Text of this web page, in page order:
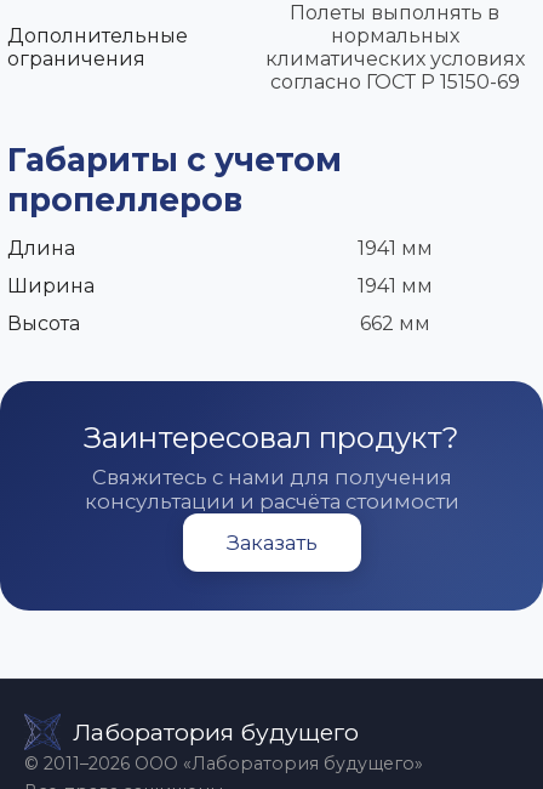
Дополнительные
ограничения
Полеты выполнять в
нормальных
климатических условиях
согласно ГОСТ Р 15150-69
Габариты с учетом
пропеллеров
Длина
1941 мм
Ширина
1941 мм
Высота
662 мм
Заинтересовал продукт?
Свяжитесь с нами для получения
консультации и расчёта стоимости
Заказать
Лаборатория будущего
© 2011–2026 ООО «Лаборатория будущего»